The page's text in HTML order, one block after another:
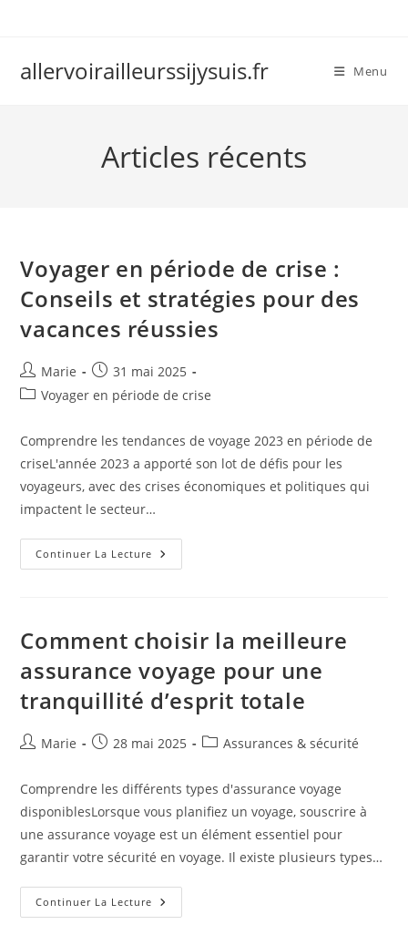
allervoirailleurssijysuis.fr Menu
Articles récents
Voyager en période de crise :
Conseils et stratégies pour des
vacances réussies
Auteur/autrice
de
Marie
Publication
publiée :
31 mai 2025
PostVoyager en période de crise
Comprendre les tendances de voyage 2023 en période de
criseL'année 2023 a apporté son lot de défis pour les
voyageurs, avec des crises économiques et politiques qui
impactent le secteur…
Continuer La Lecture Voyager
En
Conseils
Et
Pour
Des
Vacances
Réussies
Comment choisir la meilleure
assurance voyage pour une
tranquillité d’esprit totale
Auteur/autrice
la
publication :
Marie
Publication
28 mai 2025
PostAssurances & sécurité
Comprendre les différents types d'assurance voyage
disponiblesLorsque vous planifiez un voyage, souscrire à
une assurance voyage est un élément essentiel pour
garantir votre sécurité en voyage. Il existe plusieurs types…
Continuer La Lecture Comment
Choisir